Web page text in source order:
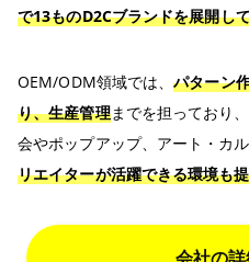
で13ものD2Cブランドを展開し
OEM/ODM領域では、パターン
り、生産管理までを担っており
会やポップアップ、アート・カ
リエイターが活躍できる環境も